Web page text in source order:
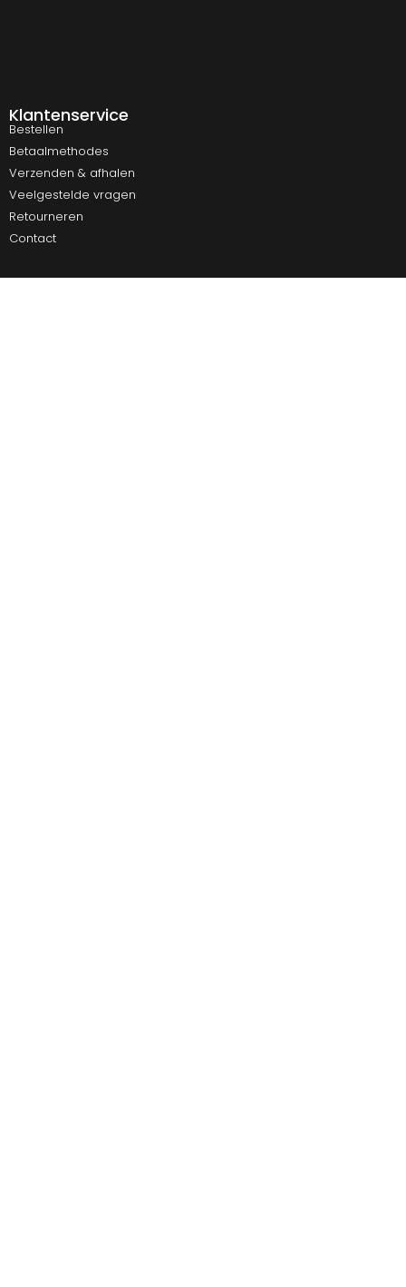
Klantenservice
Bestellen
Betaalmethodes
Verzenden & afhalen
Veelgestelde vragen
Retourneren
Contact